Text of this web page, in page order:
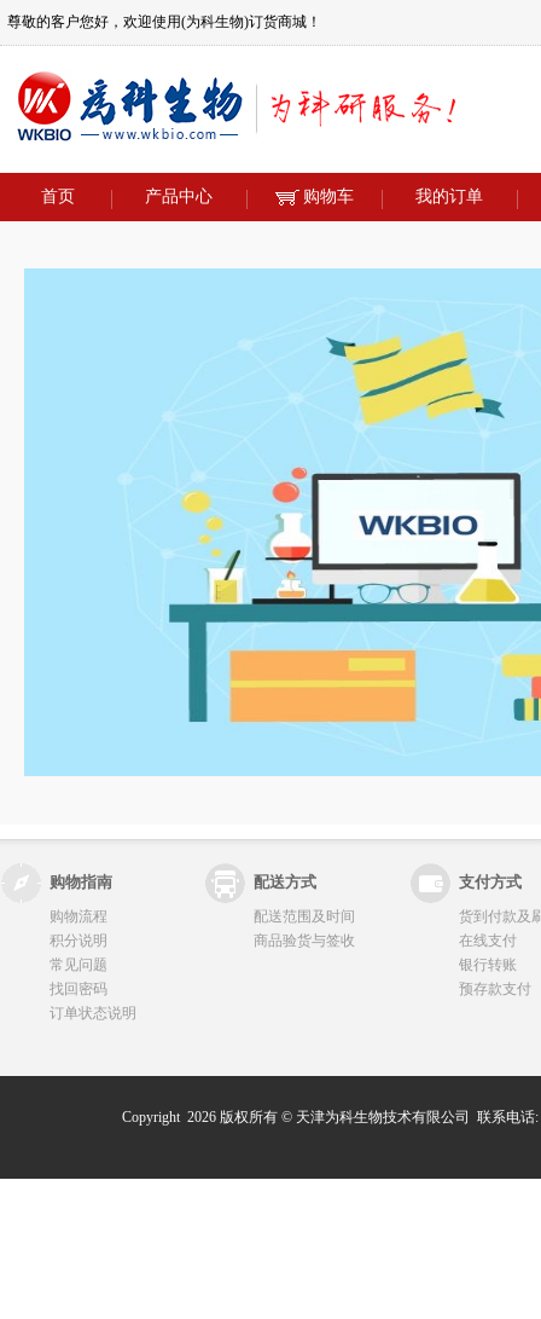
尊敬的客户您好，欢迎使用(为科生物)订货商城！
首页 产品中心 购物车 我的订单
购物指南 配送方式 支付方式
购物流程
积分说明
常见问题
找回密码
订单状态说明
配送范围及时间
商品验货与签收
货到付款及
在线支付
银行转账
预存款支付
Copyright 2026 版权所有 © 天津为科生物技术有限公司 联系电